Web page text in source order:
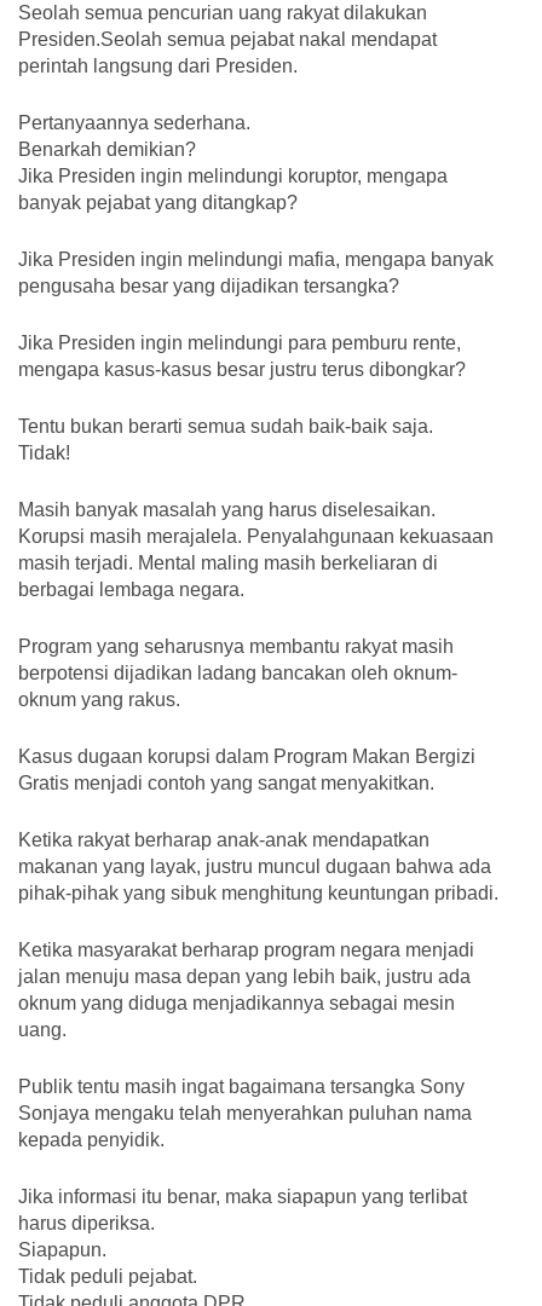
Seolah semua pencurian uang rakyat dilakukan
Presiden.Seolah semua pejabat nakal mendapat
perintah langsung dari Presiden.
Pertanyaannya sederhana.
Benarkah demikian?
Jika Presiden ingin melindungi koruptor, mengapa
banyak pejabat yang ditangkap?
Jika Presiden ingin melindungi mafia, mengapa banyak
pengusaha besar yang dijadikan tersangka?
Jika Presiden ingin melindungi para pemburu rente,
mengapa kasus-kasus besar justru terus dibongkar?
Tentu bukan berarti semua sudah baik-baik saja.
Tidak!
Masih banyak masalah yang harus diselesaikan.
Korupsi masih merajalela. Penyalahgunaan kekuasaan
masih terjadi. Mental maling masih berkeliaran di
berbagai lembaga negara.
Program yang seharusnya membantu rakyat masih
berpotensi dijadikan ladang bancakan oleh oknum-
oknum yang rakus.
Kasus dugaan korupsi dalam Program Makan Bergizi
Gratis menjadi contoh yang sangat menyakitkan.
Ketika rakyat berharap anak-anak mendapatkan
makanan yang layak, justru muncul dugaan bahwa ada
pihak-pihak yang sibuk menghitung keuntungan pribadi.
Ketika masyarakat berharap program negara menjadi
jalan menuju masa depan yang lebih baik, justru ada
oknum yang diduga menjadikannya sebagai mesin
uang.
Publik tentu masih ingat bagaimana tersangka Sony
Sonjaya mengaku telah menyerahkan puluhan nama
kepada penyidik.
Jika informasi itu benar, maka siapapun yang terlibat
harus diperiksa.
Siapapun.
Tidak peduli pejabat.